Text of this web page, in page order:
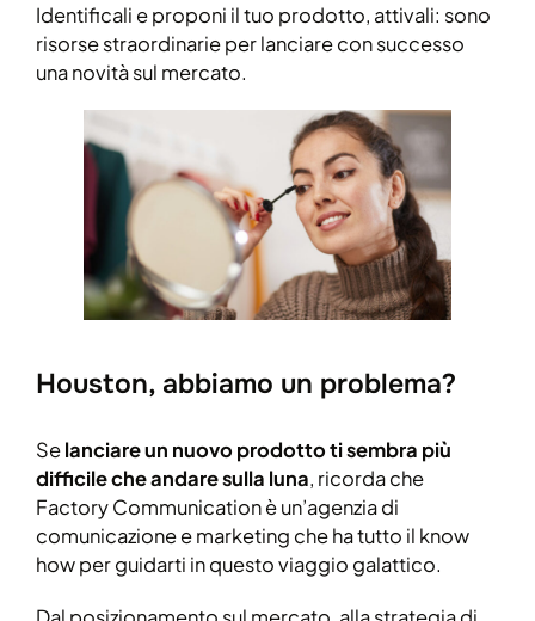
Identificali e proponi il tuo prodotto, attivali: sono
risorse straordinarie per lanciare con successo
una novità sul mercato.
Houston, abbiamo un problema?
Selanciare un nuovo prodotto ti sembra più
difficile che andare sulla luna, ricorda che
Factory Communication è un’agenzia di
comunicazione e marketing che ha tutto il know
how per guidarti in questo viaggio galattico.